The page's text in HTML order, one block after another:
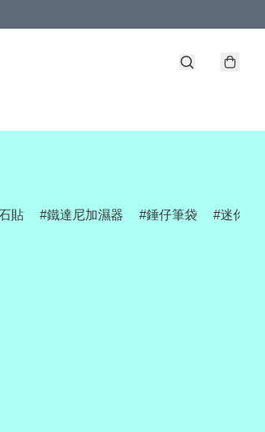
貼 鐵達尼加濕器 錘仔筆袋 迷你網